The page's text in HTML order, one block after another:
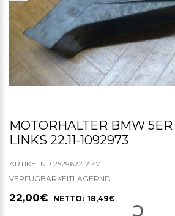
MOTORHALTER BMW
LINKS 22.11-1092973
ARTIKELNR.252962212147
VERFÜGBARKEITLAGERND
22,00€ NETTO: 18,49€